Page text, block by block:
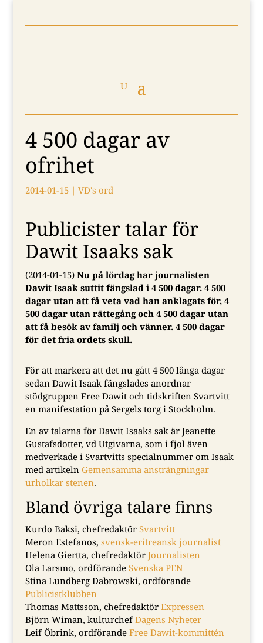
4 500 dagar av
ofrihet
2014-01-15| VD's ord
Publicister talar för
Dawit Isaaks sak
(2014-01-15) Nu på lördag har journalisten
Dawit Isaak suttit fängslad i 4 500 dagar. 4 500
dagar utan att få veta vad han anklagats för, 4
500 dagar utan rättegång och 4 500 dagar utan
att få besök av familj och vänner. 4 500 dagar
för det fria ordets skull.
För att markera att det nu gått 4 500 långa dagar
sedan Dawit Isaak fängslades anordnar
stödgruppen Free Dawit och tidskriften Svartvitt
en manifestation på Sergels torg i Stockholm.
En av talarna för Dawit Isaaks sak är Jeanette
Gustafsdotter, vd Utgivarna, som i fjol även
medverkade i Svartvitts specialnummer om Isaak
med artikeln Gemensamma ansträngningar
urholkar stenen.
Bland övriga talare finns
Kurdo Baksi, chefredaktör Svartvitt
Meron Estefanos, svensk-eritreansk journalist
Helena Giertta, chefredaktör Journalisten
Ola Larsmo, ordförande Svenska PEN
Stina Lundberg Dabrowski, ordförande
Publicistklubben
Thomas Mattsson, chefredaktör Expressen
Björn Wiman, kulturchefDagens Nyheter
Leif Öbrink, ordförande Free Dawit-kommittén